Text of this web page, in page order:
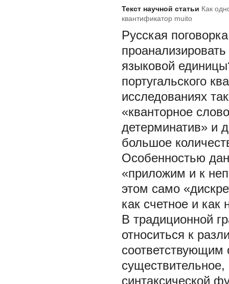
Текст научной статьи Как
квантификатор muito
Русская
языковой
португальского
исследованиях
«кванторное
детерминатив» и
большое
Особенностью
«приложим и к
этом само
как счетное и
В традиционной
относиться к
соответствующим
синтаксической